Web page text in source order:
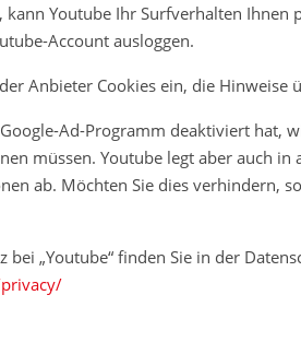
Youtube Ihr Surfverhalten
Account ausloggen.
Anbieter Cookies ein, die Hinweise
Ad-Programm deaktiviert hat,
müssen. Youtube legt aber auch in
ab. Möchten Sie dies verhindern,
„Youtube“ finden Sie in der